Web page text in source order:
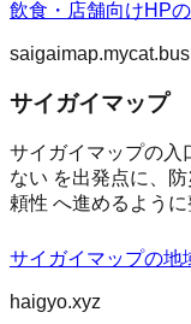
飲食・店舗向けHP
サイガイマップ
サイガイマップの入
ない を出発点に、
頼性 へ進めるよう
サイガイマップの地
haigyo.xyz